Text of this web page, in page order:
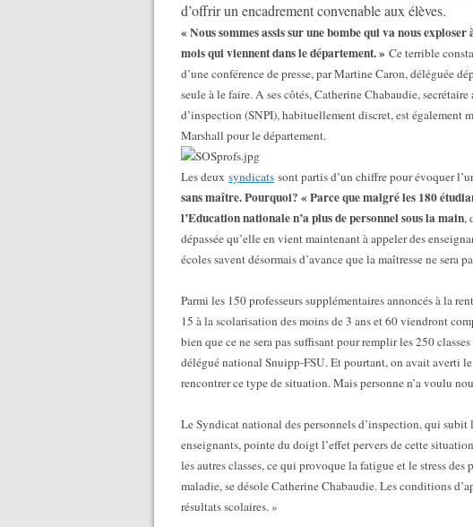
d’offrir un encadrement convenable aux élèves.
« Nous sommes assis sur une bombe qui va nous
mois qui viennent dans le département. » Ce terrible
d’une conférence de presse, par Martine Caron, déléguée
seule à le faire. A ses côtés, Catherine Chabaudie,
d’inspection (SNPI), habituellement discret, est également
Marshall pour le département.
Les deux syndicats sont partis d’un chiffre pour évoquer
sans maître. Pourquoi? « Parce que malgré les 180
l’Education nationale n’a plus de personnel sous la main,
dépassée qu’elle en vient maintenant à appeler des
écoles savent désormais d’avance que la maîtresse ne sera
Parmi les 150 professeurs supplémentaires annoncés à la
15 à la scolarisation des moins de 3 ans et 60 viendront
bien que ce ne sera pas suffisant pour remplir les 250
délégué national Snuipp-FSU. Et pourtant, on avait averti
rencontrer ce type de situation. Mais personne n’a voulu
Le Syndicat national des personnels d’inspection, qui subit
enseignants, pointe du doigt l’effet pervers de cette
les autres classes, ce qui provoque la fatigue et le stress des
maladie, se désole Catherine Chabaudie. Les conditions
résultats scolaires. »